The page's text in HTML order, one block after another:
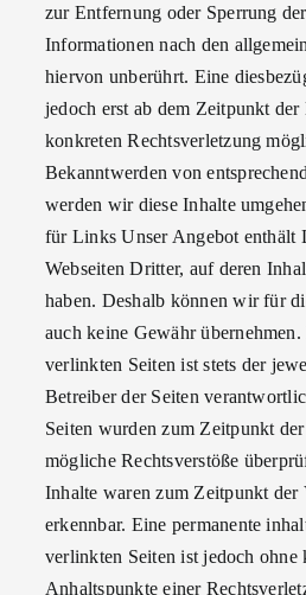
zur Entfernung oder Sperrung
Informationen nach den
hiervon unberührt. Eine
jedoch erst ab dem Zeitpunkt
konkreten Rechtsverletzung
Bekanntwerden von
werden wir diese Inhalte
für Links Unser Angebot enthält
Webseiten Dritter, auf deren
haben. Deshalb können wir für
auch keine Gewähr
verlinkten Seiten ist stets der
Betreiber der Seiten
Seiten wurden zum Zeitpunkt
mögliche Rechtsverstöße
Inhalte waren zum Zeitpunkt
erkennbar. Eine permanente
verlinkten Seiten ist jedoch ohne
Anhaltspunkte einer